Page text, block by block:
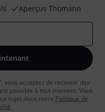
Aperçus Thomann
vous acceptez de recevoir des
possible à tout moment. Vous
sujet dans notre Politique de
.